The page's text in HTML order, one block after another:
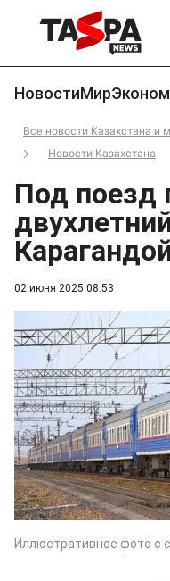
НовостиМир
Все новости Казахстана и
Новости Казахстана
02 июня 2025 08:53
Под поезд
Иллюстративное фото с